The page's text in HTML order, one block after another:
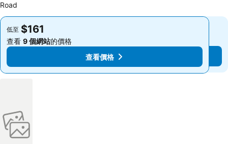
Road
低至 $161
查看 9 個網站的價格
查看價格
低至 $161
查看 9 個網站的價格
查看價格